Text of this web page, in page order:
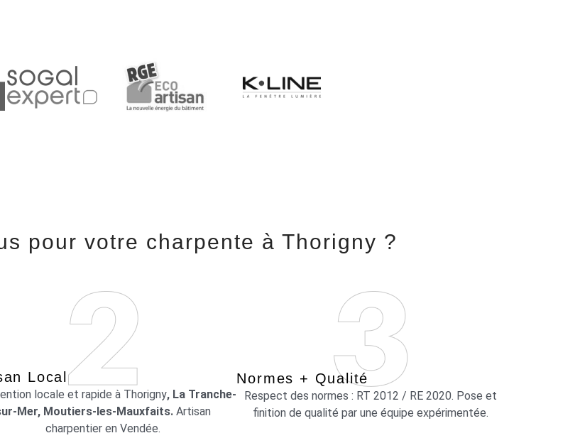
pour votre charpente à Thorigny ?
Local
locale et rapide à Thorigny, La Tranche-
Mer, Moutiers-les-Mauxfaits. Artisan
charpentier en Vendée.
Normes + Qualité
Respect des normes : RT 2012 / RE 2020. Pose et
finition de qualité par une équipe expérimentée.